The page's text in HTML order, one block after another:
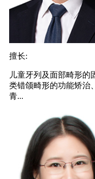
擅长:
儿童牙列及面部畸形的
类错颌畸形的功能矫治
青...